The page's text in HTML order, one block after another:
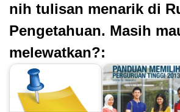
nih tulisan menarik di
Pengetahuan. Masih
melewatkan?: